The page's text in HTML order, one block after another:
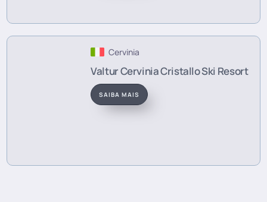
Cervinia
Valtur Cervinia Cristallo Ski Resort
SAIBA MAIS